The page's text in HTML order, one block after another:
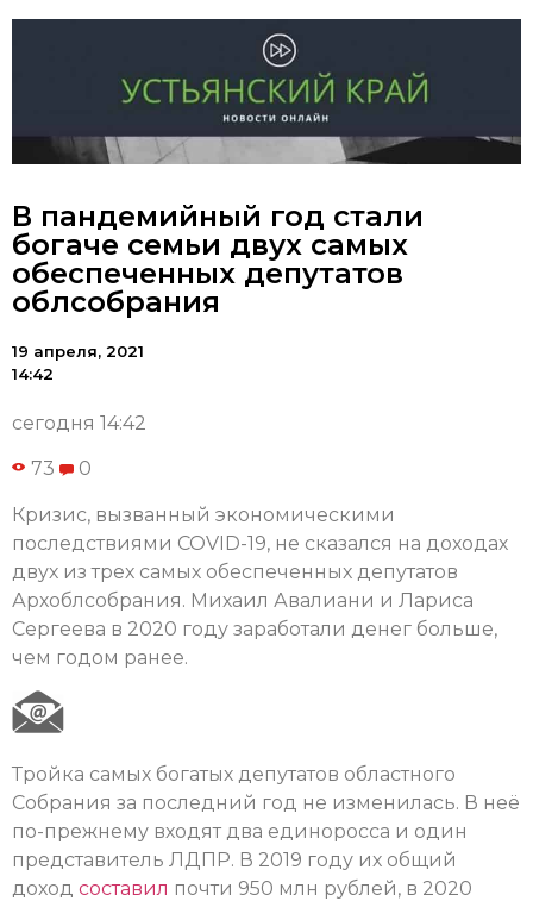
В пандемийный год стали
богаче семьи двух самых
обеспеченных депутатов
облсобрания
19 апреля, 2021
14:42
сегодня 14:42
73 0
Кризис, вызванный экономическими
последствиями COVID-19, не сказался на доходах
двух из трех самых обеспеченных депутатов
Архоблсобрания. Михаил Авалиани и Лариса
Сергеева в 2020 году заработали денег больше,
чем годом ранее.
Тройка самых богатых депутатов областного
Собрания за последний год не изменилась. В неё
по-прежнему входят два единоросса и один
представитель ЛДПР. В 2019 году их общий
доход составил почти 950 млн рублей, в 2020